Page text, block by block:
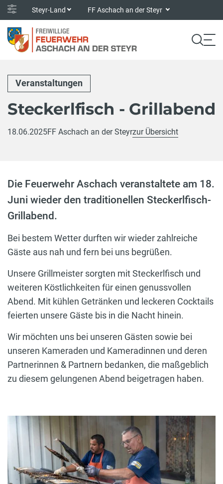
Steyr-Land FF Aschach an der Steyr
Veranstaltungen
Steckerlfisch - Grillabend
18.06.2025FF Aschach an der Steyrzur Übersicht
Die Feuerwehr Aschach veranstaltete am 18.
Juni wieder den traditionellen Steckerlfisch-
Grillabend.
Bei bestem Wetter durften wir wieder zahlreiche
Gäste aus nah und fern bei uns begrüßen.
Unsere Grillmeister sorgten mit Steckerlfisch und
weiteren Köstlichkeiten für einen genussvollen
Abend. Mit kühlen Getränken und leckeren Cocktails
feierten unsere Gäste bis in die Nacht hinein.
Wir möchten uns bei unseren Gästen sowie bei
unseren Kameraden und Kameradinnen und deren
Partnerinnen & Partnern bedanken, die maßgeblich
zu diesem gelungenen Abend beigetragen haben.